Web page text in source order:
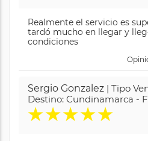
Realmente el servicio es
tardó mucho en llegar y
condiciones
Sergio Gonzalez | Tipo
Destino: Cundinamarca -
★★★★★